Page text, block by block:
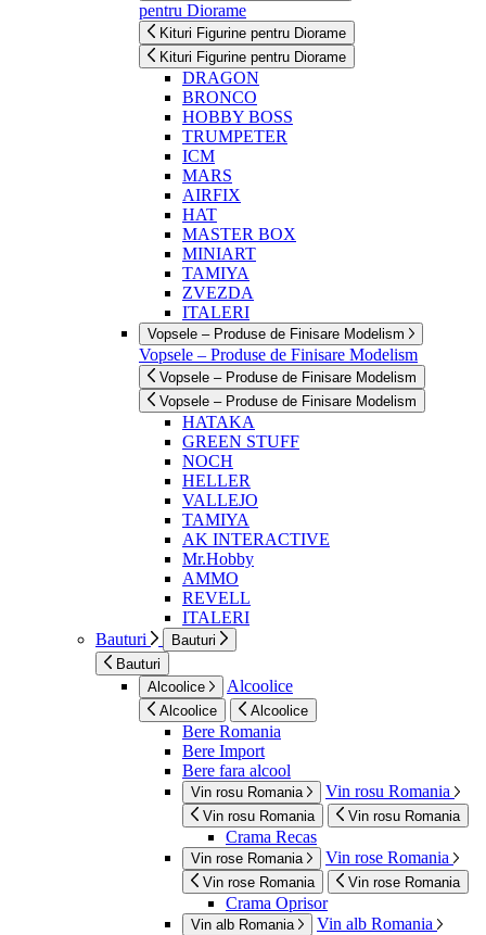
pentru Diorame
Kituri Figurine pentru Diorame
Kituri Figurine pentru Diorame
DRAGON
BRONCO
HOBBY BOSS
TRUMPETER
ICM
MARS
AIRFIX
HAT
MASTER BOX
MINIART
TAMIYA
ZVEZDA
ITALERI
Vopsele – Produse de Finisare Modelism
Vopsele – Produse de Finisare Modelism
Vopsele – Produse de Finisare Modelism
Vopsele – Produse de Finisare Modelism
HATAKA
GREEN STUFF
NOCH
HELLER
VALLEJO
TAMIYA
AK INTERACTIVE
Mr.Hobby
AMMO
REVELL
ITALERI
Bauturi
Bauturi
Bauturi
Alcoolice
Alcoolice
Alcoolice Alcoolice
Bere Romania
Bere Import
Bere fara alcool
Vin rosu Romania Vin rosu Romania
Vin rosu Romania Vin rosu Romania
Crama Recas
Vin rose Romania Vin rose Romania
Vin rose Romania Vin rose Romania
Crama Oprisor
Vin alb Romania Vin alb Romania